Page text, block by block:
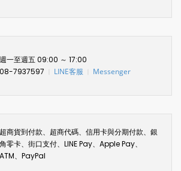
週一至週五 09:00 ～ 17:00
08-7937597
LINE客服 Messenger
超商貨到付款、超商代碼、信用卡與分期付款、銀
角零卡、街口支付、LINE Pay、Apple Pay、
ATM、PayPal